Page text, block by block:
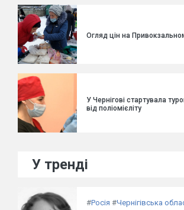
Огляд цін на
У Чернігові стартувала
від поліомієліту
У тренді
#Росія #Чернігівська